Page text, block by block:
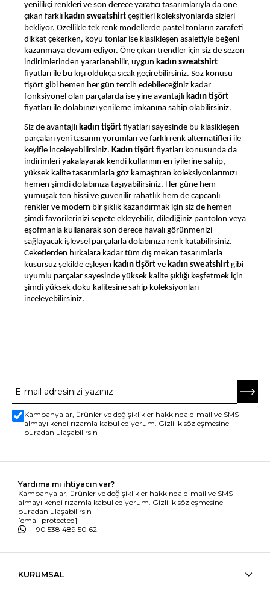
yenilikçi renkleri ve son derece yaratıcı tasarımlarıyla da öne
çıkan farklı kadın sweatshirt çeşitleri koleksiyonlarda sizleri
bekliyor. Özellikle tek renk modellerde pastel tonların zarafeti
dikkat çekerken, koyu tonlar ise klasikleşen asaletiyle beğeni
kazanmaya devam ediyor. Öne çıkan trendler için siz de sezon
indirimlerinden yararlanabilir, uygun kadın sweatshirt
fiyatları ile bu kışı oldukça sıcak geçirebilirsiniz. Söz konusu
tişört gibi hemen her gün tercih edebileceğiniz kadar
fonksiyonel olan parçalarda ise yine avantajlı kadın tişört
fiyatları ile dolabınızı yenileme imkanına sahip olabilirsiniz.
Siz de avantajlı kadın tişört fiyatları sayesinde bu klasikleşen
parçaları yeni tasarım yorumları ve farklı renk alternatifleri ile
keyifle inceleyebilirsiniz. Kadın tişört fiyatları konusunda da
indirimleri yakalayarak kendi kullarının en iyilerine sahip,
yüksek kalite tasarımlarla göz kamaştıran koleksiyonlarımızı
hemen şimdi dolabınıza taşıyabilirsiniz. Her güne hem
yumuşak ten hissi ve güvenilir rahatlık hem de capcanlı
renkler ve modern bir şıklık kazandırmak için siz de hemen
şimdi favorilerinizi sepete ekleyebilir, dilediğiniz pantolon veya
eşofmanla kullanarak son derece havalı görünmenizi
sağlayacak işlevsel parçalarla dolabınıza renk katabilirsiniz.
Ceketlerden hırkalara kadar tüm dış mekan tasarımlarla
kusursuz şekilde eşleşen kadın tişört ve kadın sweatshirt gibi
uyumlu parçalar sayesinde yüksek kalite şıklığı keşfetmek için
şimdi yüksek doku kalitesine sahip koleksiyonları
inceleyebilirsiniz.
Kampanyalar, ürünler ve değişiklikler hakkında e-mail ve SMS
almayı kendi rızamla kabul ediyorum. Gizlilik sözleşmesine
buradan ulaşabilirsin
Yardıma mı ihtiyacın var?
Kampanyalar, ürünler ve değişiklikler hakkında e-mail ve SMS
almayı kendi rızamla kabul ediyorum. Gizlilik sözleşmesine
buradan ulaşabilirsin
[email protected]
+90 538 489 50 62
KURUMSAL